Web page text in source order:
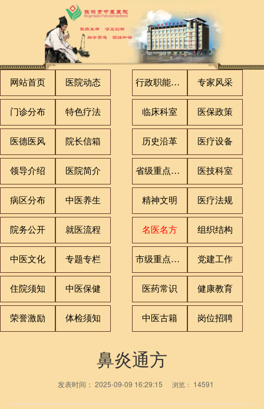
网站首页 医院动态 行政职能科室 专家风采
门诊分布 特色疗法 临床科室 医保政策
医德医风 院长信箱 历史沿革 医疗设备
领导介绍 医院简介 省级重点专科 医技科室
病区分布 中医养生 精神文明 医疗法规
院务公开 就医流程 名医名方 组织结构
中医文化 专题专栏 市级重点专科 党建工作
住院须知 中医保健 医药常识 健康教育
荣誉激励 体检须知 中医古籍 岗位招聘
鼻炎通方
发表时间： 2025-09-09 16:29:15 浏览： 14591